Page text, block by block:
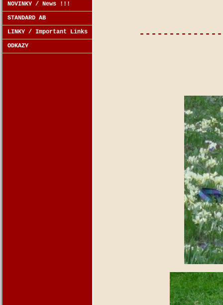
NOVINKY / News !!!
STANDARD AB
LINKY / Important Links
ODKAZY